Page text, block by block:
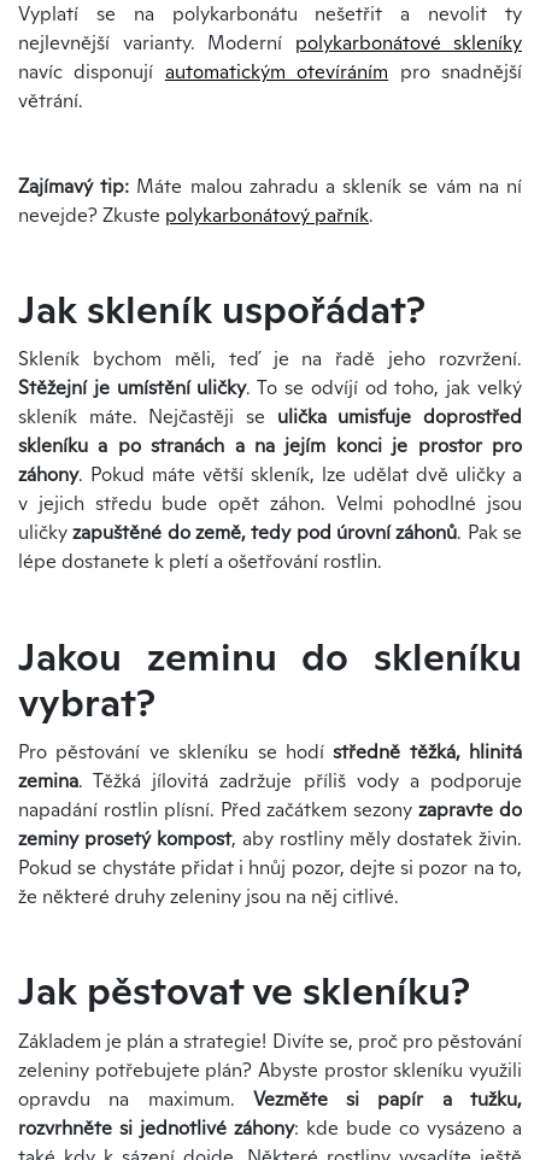
Vyplatí se na polykarbonátu nešetřit a nevolit ty
nejlevnější varianty. Moderní polykarbonátové skleníky
navíc disponují automatickým otevíráním pro snadnější
větrání.
Zajímavý tip: Máte malou zahradu a skleník se vám na ní
nevejde? Zkuste polykarbonátový pařník.
Jak skleník uspořádat?
Skleník bychom měli, teď je na řadě jeho rozvržení.
Stěžejní je umístění uličky. To se odvíjí od toho, jak velký
skleník máte. Nejčastěji se ulička umisťuje doprostřed
skleníku a po stranách a na jejím konci je prostor pro
záhony. Pokud máte větší skleník, lze udělat dvě uličky a
v jejich středu bude opět záhon. Velmi pohodlné jsou
uličkyzapuštěné do země, tedy pod úrovní záhonů. Pak se
lépe dostanete k pletí a ošetřování rostlin.
Jakou zeminu do skleníku
vybrat?
Pro pěstování ve skleníku se hodístředně těžká, hlinitá
zemina. Těžká jílovitá zadržuje příliš vody a podporuje
napadání rostlin plísní. Před začátkem sezonyzapravte do
zeminy prosetý kompost, aby rostliny měly dostatek živin.
Pokud se chystáte přidat i hnůj pozor, dejte si pozor na to,
že některé druhy zeleniny jsou na něj citlivé.
Jak pěstovat ve skleníku?
Základem je plán a strategie! Divíte se, proč pro pěstování
zeleniny potřebujete plán? Abyste prostor skleníku využili
opravdu na maximum. Vezměte si papír a tužku,
rozvrhněte si jednotlivé záhony: kde bude co vysázeno a